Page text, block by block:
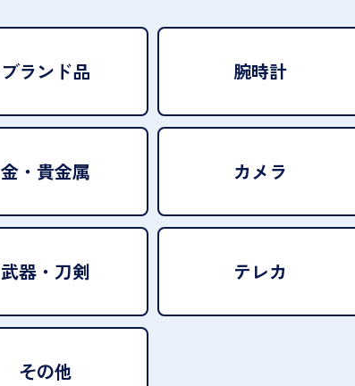
ブランド品 腕時計
金・貴金属 カメラ
武器・刀剣 テレカ
その他